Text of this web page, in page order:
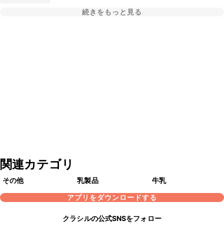
続きをもっと見る
関連カテゴリ
その他 乳製品
牛乳
アプリをダウンロードする
クラシルの公式SNSをフォロー